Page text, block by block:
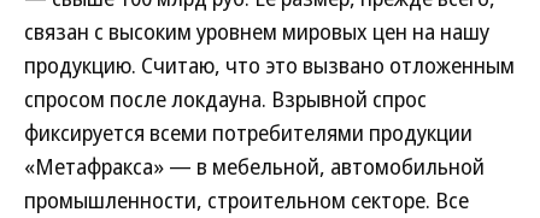
связан с высоким уровнем мировых цен на нашу
продукцию. Считаю, что это вызвано отложенным
спросом после локдауна. Взрывной спрос
фиксируется всеми потребителями продукции
«Метафракса» — в мебельной, автомобильной
промышленности, строительном секторе. Все